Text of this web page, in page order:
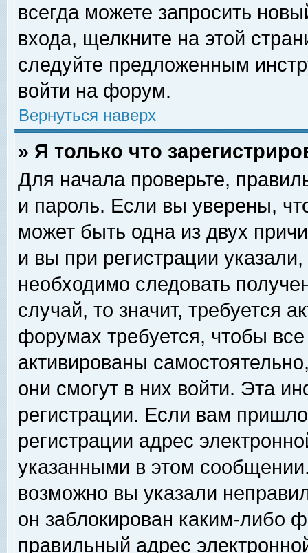
всегда можете запросить
входа, щелкните на этой
следуйте предложенным
войти на форум.
Вернуться наверх
» Я только что
Для начала проверьте,
и пароль. Если вы уверены,
может быть одна из двух
и вы при регистрации
необходимо следовать
случай, то значит, требуется
форумах требуется, чтобы
активированы
они смогут в них войти. Эта
регистрации. Если вам
регистрации адрес
указанными в этом
возможно вы указали
он заблокирован каким-либо
правильный адрес